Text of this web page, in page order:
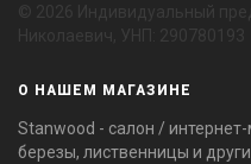
© 2026 Индивидуальный
Николаевич, УНП: 290780193
О НАШЕМ МАГАЗИНЕ
Stanwood - салон /
березы, лиственницы и